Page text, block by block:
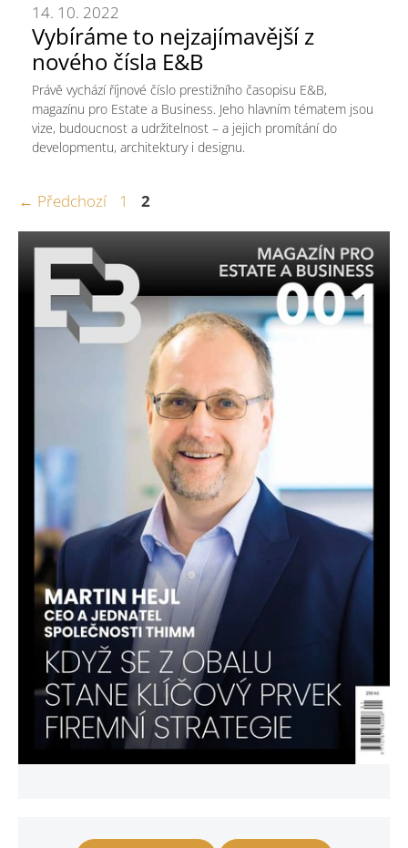
Vybíráme to nejzajímavější z
nového čísla E&B
14. 10. 2022
Právě vychází říjnové číslo prestižního časopisu E&B,
magazínu pro Estate a Business. Jeho hlavním tématem jsou
vize, budoucnost a udržitelnost – a jejich promítání do
developmentu, architektury i designu.
← Předchozí Stránka
1 Stránka
2